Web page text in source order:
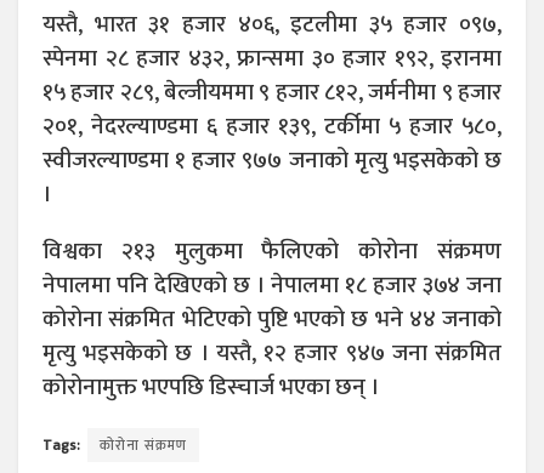
यस्तै, भारत ३१ हजार ४०६, इटलीमा ३५ हजार ०९७,
स्पेनमा २८ हजार ४३२, फ्रान्समा ३० हजार १९२, इरानमा
१५ हजार २८९, बेल्जीयममा ९ हजार ८१२, जर्मनीमा ९ हजार
२०१, नेदरल्याण्डमा ६ हजार १३९, टर्कीमा ५ हजार ५८०,
स्वीजरल्याण्डमा १ हजार ९७७ जनाको मृत्यु भइसकेको छ
।
विश्वका २१३ मुलुकमा फैलिएको कोरोना संक्रमण
नेपालमा पनि देखिएको छ । नेपालमा १८ हजार ३७४ जना
कोरोना संक्रमित भेटिएको पुष्टि भएको छ भने ४४ जनाको
मृत्यु भइसकेको छ । यस्तै, १२ हजार ९४७ जना संक्रमित
कोरोनामुक्त भएपछि डिस्चार्ज भएका छन् ।
Tags: कोरोना संक्रमण